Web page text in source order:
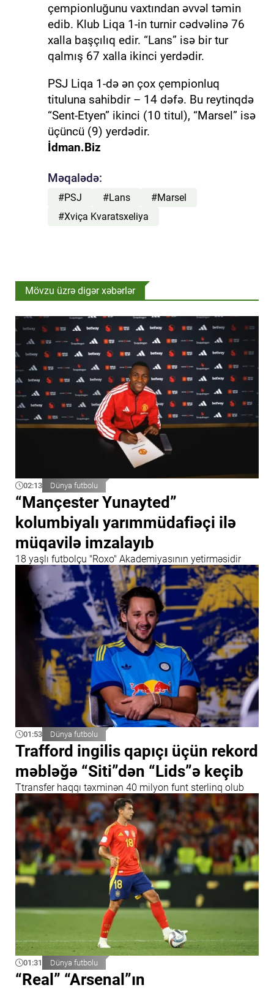
çempionluğunu vaxtından əvvəl təmin
edib. Klub Liqa 1-in turnir cədvəlinə 76
xalla başçılıq edir. “Lans” isə bir tur
qalmış 67 xalla ikinci yerdədir.
PSJ Liqa 1-də ən çox çempionluq
tituluna sahibdir – 14 dəfə. Bu reytinqdə
“Sent-Etyen” ikinci (10 titul), “Marsel” isə
üçüncü (9) yerdədir.
İdman.Biz
Məqalədə:
#PSJ #Lans
#Marsel
#Xviça Kvaratsxeliya
Mövzu üzrə digər xəbərlər
02:13 Dünya futbolu
“Mançester Yunayted”
kolumbiyalı yarımmüdafiəçi ilə
müqavilə imzalayıb
18 yaşlı futbolçu "Roxo" Akademiyasının yetirməsidir
01:53 Dünya futbolu
Trafford ingilis qapıçı üçün rekord
məbləğə “Siti”dən “Lids”ə keçib
Ttransfer haqqı təxminən 40 milyon funt sterlinq olub
01:31 Dünya futbolu
“Real” “Arsenal”ın